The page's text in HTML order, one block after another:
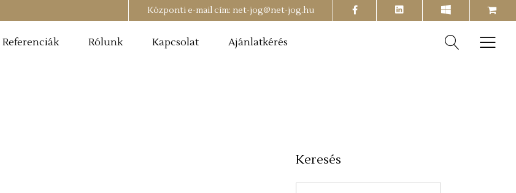
Központi e-mail cím: net-jog@net-jog.hu facebook
shopping-
cart
Referenciák Rólunk Kapcsolat Ajánlatkérés
Keresés